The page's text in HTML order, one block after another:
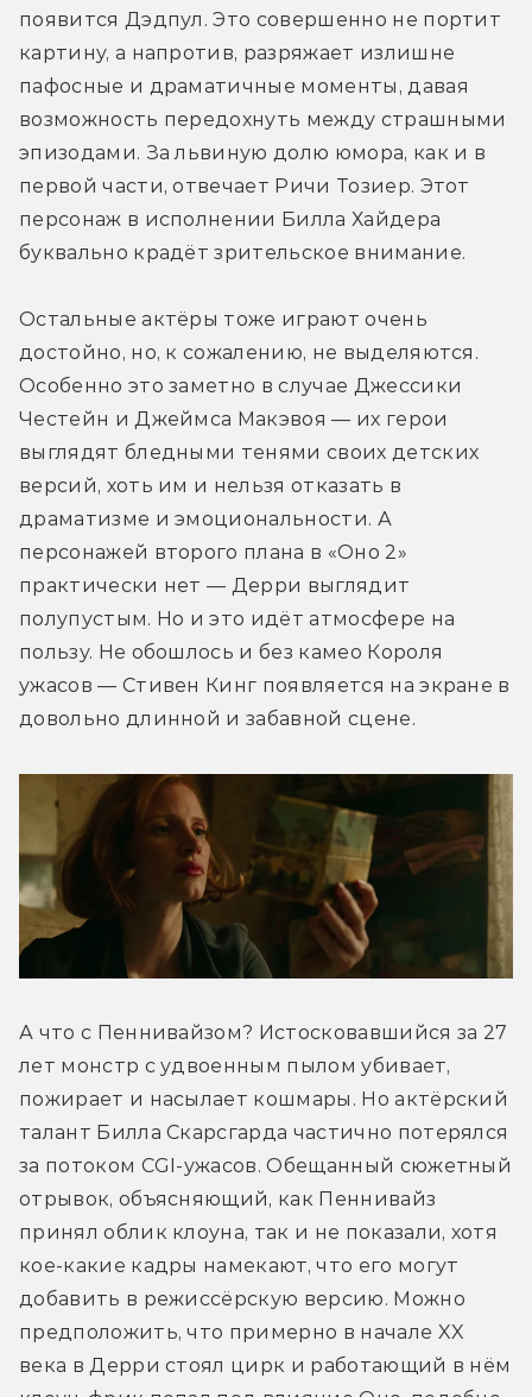
появится Дэдпул. Это совершенно не портит
картину, а напротив, разряжает излишне
пафосные и драматичные моменты, давая
возможность передохнуть между страшными
эпизодами. За львиную долю юмора, как и в
первой части, отвечает Ричи Тозиер. Этот
персонаж в исполнении Билла Хайдера
буквально крадёт зрительское внимание.
Остальные актёры тоже играют очень
достойно, но, к сожалению, не выделяются.
Особенно это заметно в случае Джессики
Честейн и Джеймса Макэвоя — их герои
выглядят бледными тенями своих детских
версий, хоть им и нельзя отказать в
драматизме и эмоциональности. А
персонажей второго плана в «Оно 2»
практически нет — Дерри выглядит
полупустым. Но и это идёт атмосфере на
пользу. Не обошлось и без камео Короля
ужасов — Стивен Кинг появляется на экране в
довольно длинной и забавной сцене.
А что с Пеннивайзом? Истосковавшийся за 27
лет монстр с удвоенным пылом убивает,
пожирает и насылает кошмары. Но актёрский
талант Билла Скарсгарда частично потерялся
за потоком CGI-ужасов. Обещанный сюжетный
отрывок, объясняющий, как Пеннивайз
принял облик клоуна, так и не показали, хотя
кое-какие кадры намекают, что его могут
добавить в режиссёрскую версию. Можно
предположить, что примерно в начале XX
века в Дерри стоял цирк и работающий в нём